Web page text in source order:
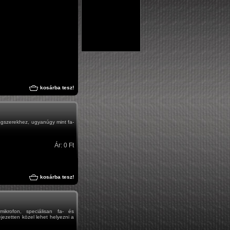
kosárba tesz!
ugyanúgy mint fa-
Ár: 0 Ft
kosárba tesz!
speciálisan fa- és
közel lehet helyezni a